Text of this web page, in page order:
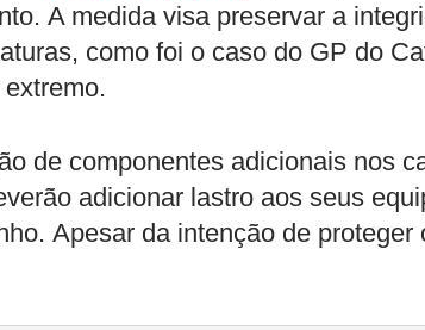
A medida visa preservar a
como foi o caso do GP do
de componentes adicionais nos
adicionar lastro aos seus
Apesar da intenção de